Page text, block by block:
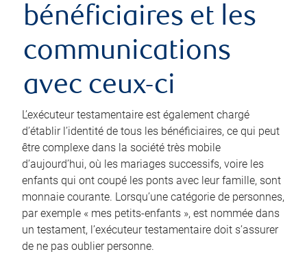
bénéficiaires et les
communications
avec ceux-ci
L’exécuteur testamentaire est également chargé
d’établir l’identité de tous les bénéficiaires, ce qui peut
être complexe dans la société très mobile
d’aujourd’hui, où les mariages successifs, voire les
enfants qui ont coupé les ponts avec leur famille, sont
monnaie courante. Lorsqu’une catégorie de personnes,
par exemple « mes petits-enfants », est nommée dans
un testament, l’exécuteur testamentaire doit s’assurer
de ne pas oublier personne.